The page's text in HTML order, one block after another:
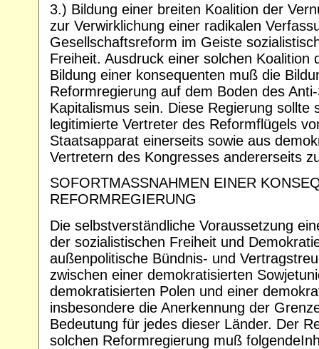
3.) Bildung einer breiten Koalition der
zur Verwirklichung einer radikalen
Gesellschaftsreform im Geiste
Freiheit. Ausdruck einer solchen Koalition
Bildung einer konsequenten muß die
Reformregierung auf dem Boden des
Kapitalismus sein. Diese Regierung sollte
legitimierte Vertreter des Reformflügels
Staatsapparat einerseits sowie aus
Vertretern des Kongresses andererseits
SOFORTMASSNAHMEN EINER
REFORMREGIERUNG
Die selbstverständliche Voraussetzung
der sozialistischen Freiheit und
außenpolitische Bündnis- und
zwischen einer demokratisierten
demokratisierten Polen und einer
insbesondere die Anerkennung der
Bedeutung für jedes dieser Länder. Der
solchen Reformregierung muß